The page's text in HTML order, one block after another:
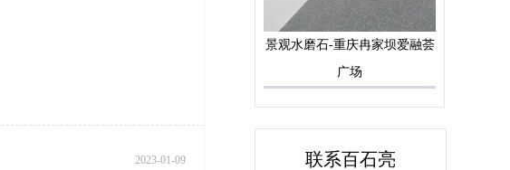
2023-01-09
景观水磨石-重庆冉家坝爱融荟
广场
联系百石亮